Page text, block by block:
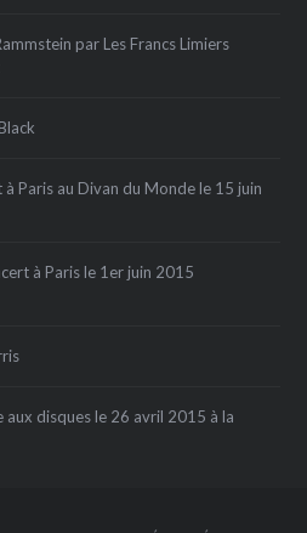
par Les Francs Limiers
Paris au Divan du Monde le 15 juin
à Paris le 1er juin 2015
aux disques le 26 avril 2015 à la